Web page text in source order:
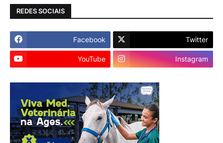
REDES SOCIAIS
Facebook Twitter
YouTube Instagram